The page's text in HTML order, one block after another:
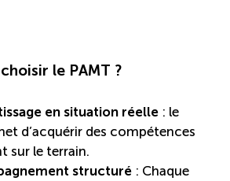
Nord-du-Québec
francisation pour les entreprises
métiers et carrières en tourisme
le PAMT ?
en situation réelle : le
d’acquérir des compétences
sur le terrain.
structuré : Chaque